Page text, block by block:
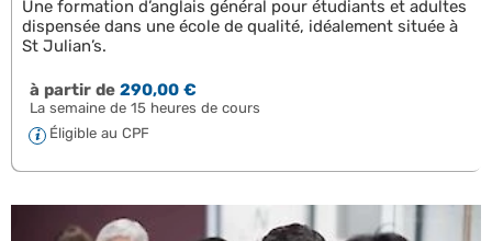
Une formation d’anglais général pour étudiants et adultes
dispensée dans une école de qualité, idéalement située à
St Julian’s.
à partir de290,00 €
La semaine de 15 heures de cours
Éligible au CPF